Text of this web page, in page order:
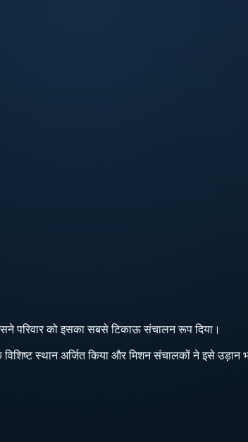
परिवार को इसका सबसे टिकाऊ संचालन रूप दिया।
स्थान अर्जित किया और मिशन संचालकों ने इसे उड़ान